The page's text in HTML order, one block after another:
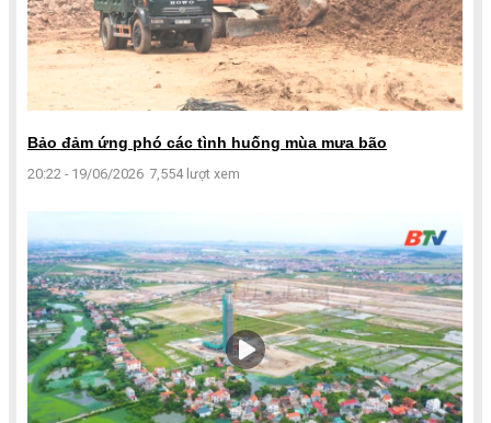
Bảo đảm ứng phó các tình huống mùa mưa bão
20:22 - 19/06/2026 7,554 lượt xem